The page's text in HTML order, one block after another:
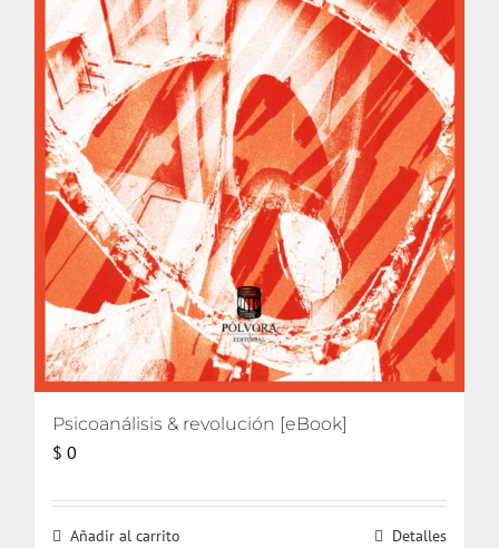
Psicoanálisis & revolución [eBook]
$ 0
Añadir al carrito Detalles